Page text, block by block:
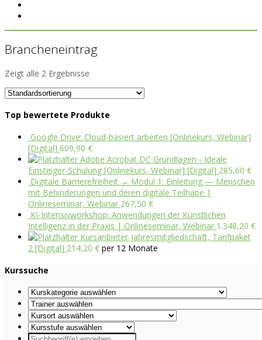
Brancheneintrag
Zeigt alle 2 Ergebnisse
Top bewertete Produkte
Google Drive: Cloud-basiert arbeiten [Onlinekurs, Webinar]
[Digital] 609,90 €
Adobe Acrobat DC Grundlagen - Ideale
Einsteiger-Schulung [Onlinekurs, Webinar] [Digital] 285,60 €
Digitale Barrierefreiheit → Modul 1: Einleitung — Menschen
mit Behinderungen und deren digitale Teilhabe |
Onlineseminar, Webinar 267,50 €
KI-Intensivworkshop: Anwendungen der Künstlichen
Intelligenz in der Praxis | Onlineseminar, Webinar 1.348,20 €
Kursanbieter-Jahresmitgliedschaft, Tarifpaket
2 [Digital] 214,20 € per 12 Monate
Kurssuche